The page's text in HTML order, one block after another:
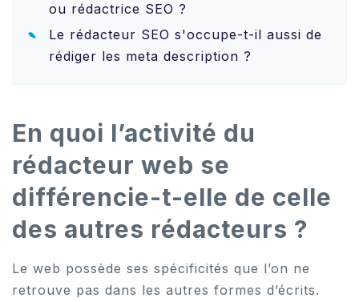
ou rédactrice SEO ?
Le rédacteur SEO s'occupe-t-il aussi de
rédiger les meta description ?
En quoi l’activité du
rédacteur web se
différencie-t-elle de celle
des autres rédacteurs ?
Le web possède ses spécificités que l’on ne
retrouve pas dans les autres formes d’écrits.